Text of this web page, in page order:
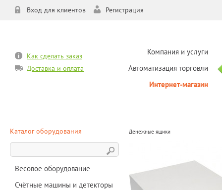
Вход для клиентов Регистрация
Как сделать заказ
Доставка и оплата
Компания и услуги
Автоматизация торговли
Интернет-магазин
Каталог оборудования
Весовое оборудование
Счётные машины и детекторы
Денежные ящики